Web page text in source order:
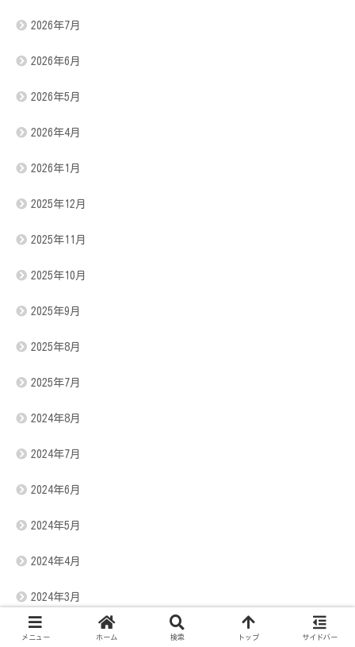
2026年7月
2026年6月
2026年5月
2026年4月
2026年1月
2025年12月
2025年11月
2025年10月
2025年9月
2025年8月
2025年7月
2024年8月
2024年7月
2024年6月
2024年5月
2024年4月
2024年3月
2024年2月
メニュー ホーム 検索 トップ サイドバー